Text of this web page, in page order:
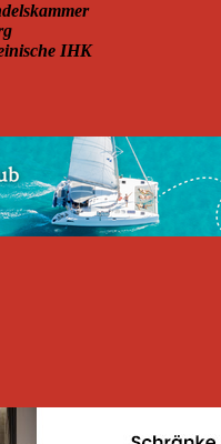
IHK